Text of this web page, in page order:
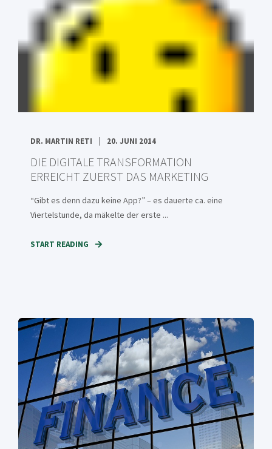
DR. MARTIN RETI 20. JUNI 2014
DIE DIGITALE TRANSFORMATION
ERREICHT ZUERST DAS MARKETING
“Gibt es denn dazu keine App?” – es dauerte ca. eine
Viertelstunde, da mäkelte der erste ...
START READING